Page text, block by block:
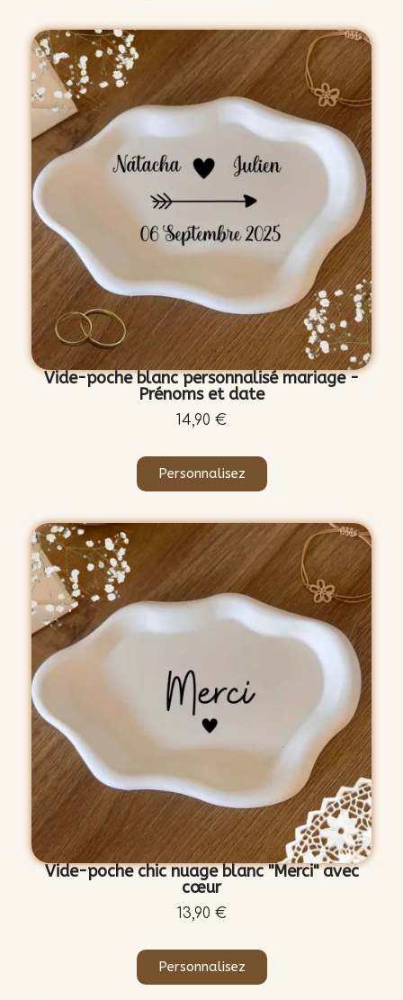
Vide-poche blanc personnalisé mariage -
Prénoms et date
14,90 €
Personnalisez
Vide-poche chic nuage blanc "Merci" avec
cœur
13,90 €
Personnalisez